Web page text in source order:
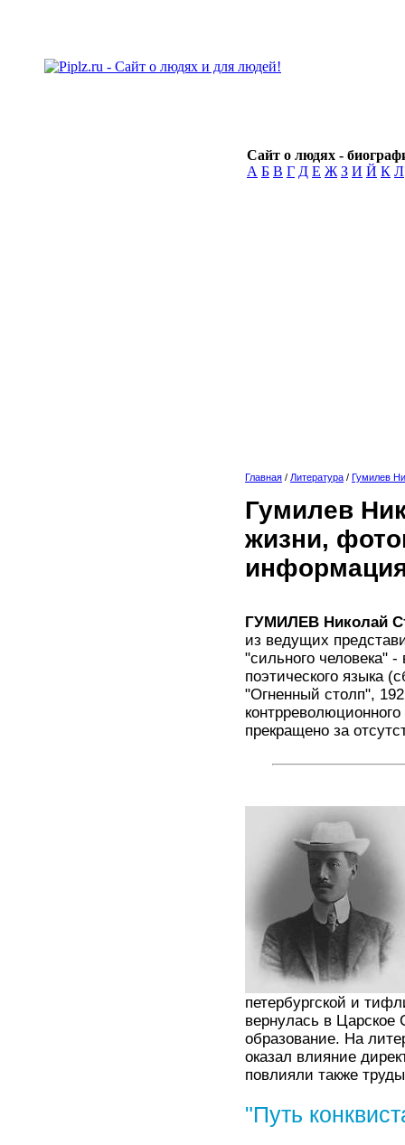
Сайт о людях -
А Б В Г Д Е Ж З И Й К Л
Главная / Литература / Гумилев
Гумилев
жизни,
ГУМИЛЕВ Николай
из ведущих
"сильного человека"
поэтического языка
"Огненный столп",
прекращено за
петербургской и
вернулась в Царское
образование. На
оказал влияние
повлияли также
"Путь